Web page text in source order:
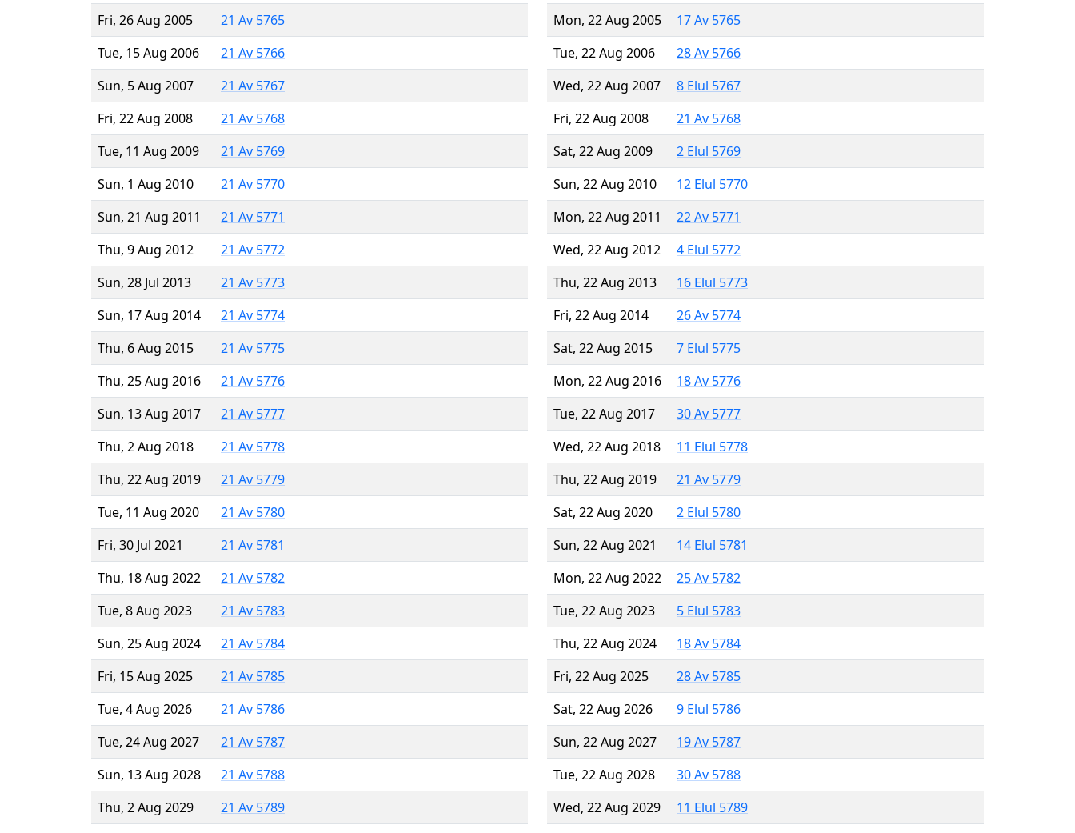
Fri, 26 Aug 2005
21 Av 5765
Tue, 15 Aug 2006
21 Av 5766
Sun, 5 Aug 2007
21 Av 5767
Fri, 22 Aug 2008
21 Av 5768
Tue, 11 Aug 2009
21 Av 5769
Sun, 1 Aug 2010
21 Av 5770
Sun, 21 Aug 2011
21 Av 5771
Thu, 9 Aug 2012
21 Av 5772
Sun, 28 Jul 2013
21 Av 5773
Sun, 17 Aug 2014
21 Av 5774
Thu, 6 Aug 2015
21 Av 5775
Thu, 25 Aug 2016
21 Av 5776
Sun, 13 Aug 2017
21 Av 5777
Thu, 2 Aug 2018
21 Av 5778
Thu, 22 Aug 2019
21 Av 5779
Tue, 11 Aug 2020
21 Av 5780
Fri, 30 Jul 2021
21 Av 5781
Thu, 18 Aug 2022
21 Av 5782
Tue, 8 Aug 2023
21 Av 5783
Sun, 25 Aug 2024
21 Av 5784
Fri, 15 Aug 2025
21 Av 5785
Tue, 4 Aug 2026
21 Av 5786
Tue, 24 Aug 2027
21 Av 5787
Sun, 13 Aug 2028
21 Av 5788
Thu, 2 Aug 2029
21 Av 5789
Mon, 22 Aug 2005
17 Av 5765
Tue, 22 Aug 2006
28 Av 5766
Wed, 22 Aug 2007
8 Elul 5767
Fri, 22 Aug 2008
21 Av 5768
Sat, 22 Aug 2009
2 Elul 5769
Sun, 22 Aug 2010
12 Elul 5770
Mon, 22 Aug 2011
22 Av 5771
Wed, 22 Aug 2012
4 Elul 5772
Thu, 22 Aug 2013
16 Elul 5773
Fri, 22 Aug 2014
26 Av 5774
Sat, 22 Aug 2015
7 Elul 5775
Mon, 22 Aug 2016
18 Av 5776
Tue, 22 Aug 2017
30 Av 5777
Wed, 22 Aug 2018
11 Elul 5778
Thu, 22 Aug 2019
21 Av 5779
Sat, 22 Aug 2020
2 Elul 5780
Sun, 22 Aug 2021
14 Elul 5781
Mon, 22 Aug 2022
25 Av 5782
Tue, 22 Aug 2023
5 Elul 5783
Thu, 22 Aug 2024
18 Av 5784
Fri, 22 Aug 2025
28 Av 5785
Sat, 22 Aug 2026
9 Elul 5786
Sun, 22 Aug 2027
19 Av 5787
Tue, 22 Aug 2028
30 Av 5788
Wed, 22 Aug 2029
11 Elul 5789